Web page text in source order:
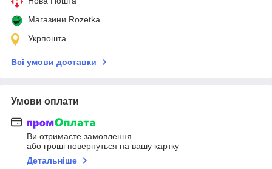
Магазини Rozetka
Укрпошта
Всі умови доставки
Умови оплати
Ви отримаєте замовлення
або гроші повернуться на вашу картку
Детальніше